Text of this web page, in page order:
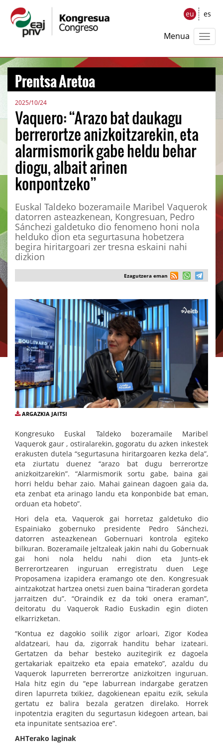
eu es
Menua
Prentsa Aretoa
2025/10/24
Vaquero: “Arazo bat daukagu
berrerortze anizkoitzarekin, eta
alarmismorik gabe heldu behar
diogu, albait arinen
konpontzeko”
Euskal Taldeko bozeramaile Maribel Vaquerok
datorren asteazkenean, Kongresuan, Pedro
Sánchezi galdetuko dio fenomeno honi nola
helduko dion eta segurtasuna hobetzera
begira hiritargoari zer tresna eskaini nahi
dizkion
Ezagutzera eman
ARGAZKIA JAITSI
Kongresuko Euskal Taldeko bozeramaile Maribel
Vaquerok gaur , ostiralarekin, gogoratu du azken inkestek
erakusten dutela “segurtasuna hiritargoaren kezka dela”,
eta ziurtatu duenez “arazo bat dugu berrerortze
anizkoitzarekin”. “Alarmismorik sortu gabe, baina gai
horri heldu behar zaio. Mahai gainean dagoen gaia da,
eta zenbat eta arinago landu eta konponbide bat eman,
orduan eta hobeto”.
Hori dela eta, Vaquerok gai horretaz galdetuko dio
Espainiako gobernuko presidente Pedro Sánchezi,
datorren asteazkenean Gobernuari kontrola egiteko
bilkuran. Bozeramaile jeltzaleak jakin nahi du Gobernuak
gai honi nola heldu nahi dion eta Junts-ek
Berrerortzearen inguruan erregistratu duen Lege
Proposamena izapidera eramango ote den. Kongresuak
aintzakotzat hartzea onetsi zuen baina “tiraderan gordeta
jarraitzen du”. “Oraindik ez da toki onera eraman”,
deitoratu du Vaquerok Radio Euskadin egin dioten
elkarrizketan.
“Kontua ez dagokio soilik zigor arloari, Zigor Kodea
aldatzeari, hau da, zigorrak handitu behar izateari.
Gertatzen da behar besteko auzitegirik ez dagoela
gertakariak epaitzeko eta epaia emateko”, azaldu du
Vaquerok lapurreten berrerortze anizkoitzen inguruan.
Hala hitz egin du “epe laburrean indargabe geratzen
diren lapurreta txikiez, dagokienean epaitu ezik, sekula
gertatu ez balira bezala geratzen direlako. Horrek
inpotentzia eragiten du segurtasun kidegoen artean, bai
eta inpunitate sentsazioa ere”.
AHTerako laginak